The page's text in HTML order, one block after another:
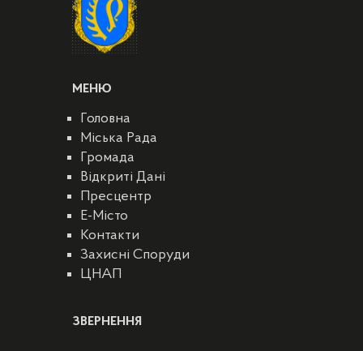
МЕНЮ
Головна
Міська Рада
Громада
Відкриті Дані
Пресцентр
E-Місто
Контакти
Захисні Споруди
ЦНАП
ЗВЕРНЕННЯ